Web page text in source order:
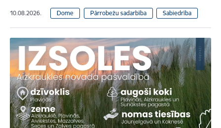
10.08.2026. Dome Pārrobežu sadarbība Sabiedrība